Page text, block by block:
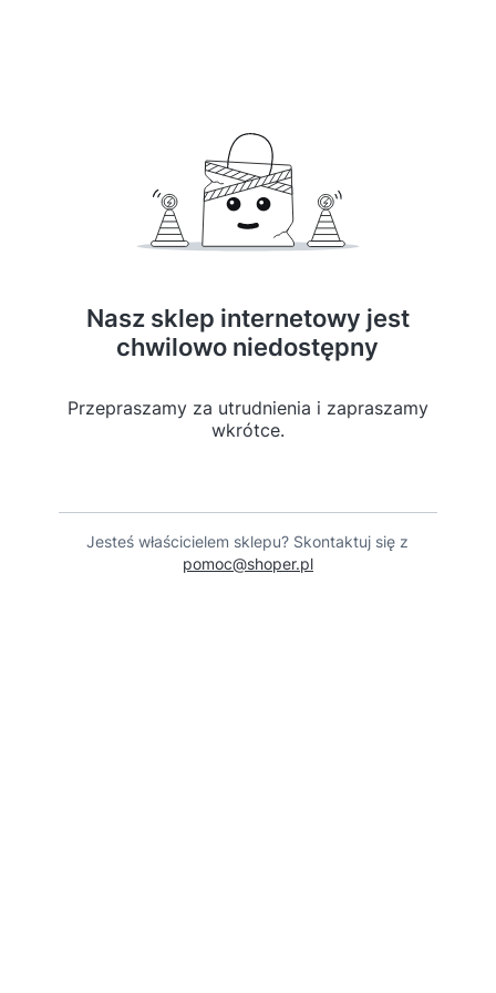
Nasz sklep internetowy jest
chwilowo niedostępny
Przepraszamy za utrudnienia i zapraszamy
wkrótce.
Jesteś właścicielem sklepu? Skontaktuj się z
pomoc@shoper.pl